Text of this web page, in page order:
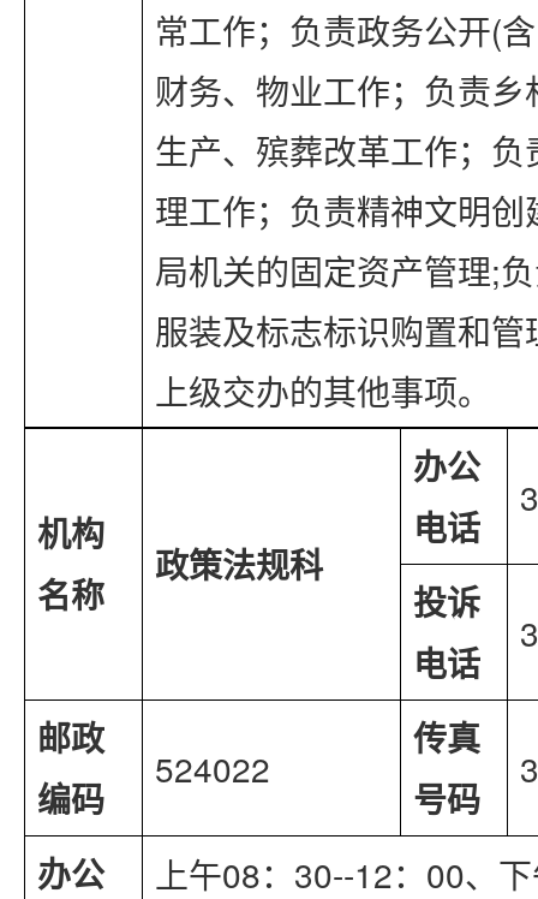
常工作；负责政务公开(
财务、物业工作；负责
生产、殡葬改革工作；
理工作；负责精神文明
局机关的固定资产管理;
服装及标志标识购置和
上级交办的其他事项。
机构
名称
政策法规科
办公
电话
投诉
电话
邮政
编码
524022
传真
号码
办公
上午08：30--12：00、